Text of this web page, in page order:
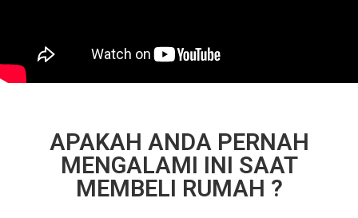
APAKAH ANDA PERNAH
MENGALAMI INI SAAT
MEMBELI RUMAH ?